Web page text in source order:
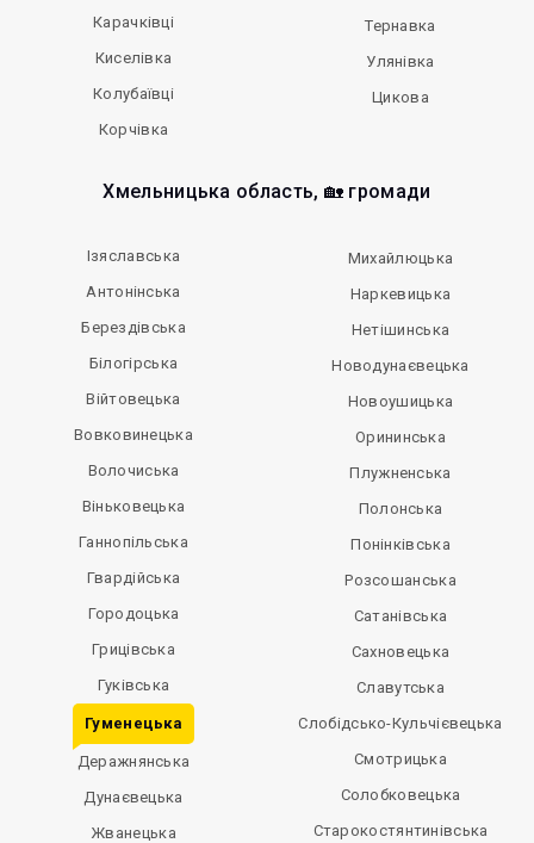
Карачківці
Киселівка
Колубаївці
Корчівка
Тернавка
Улянівка
Цикова
Хмельницька область, 🏡 громади
Ізяславська
Антонінська
Берездівська
Білогірська
Вiйтовецька
Вовковинецька
Волочиська
Віньковецька
Ганнопільська
Гвардійська
Городоцька
Грицівська
Гуківська
Гуменецька
Деражнянська
Дунаєвецька
Жванецька
Михайлюцька
Наркевицька
Нетішинська
Новодунаєвецька
Новоушицька
Орининська
Плужненська
Полонська
Понінківська
Розсошанська
Сатанівська
Сахновецька
Славутська
Слобідсько-Кульчієвецька
Смотрицька
Солобковецька
Старокостянтинівська